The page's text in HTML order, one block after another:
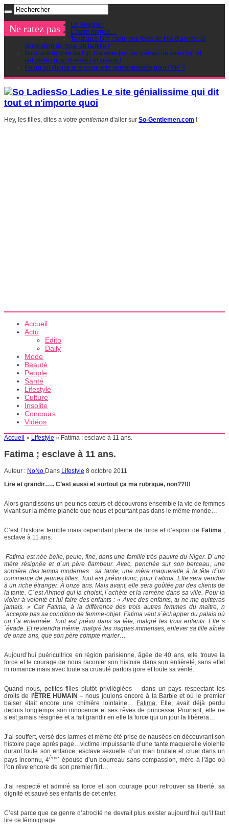
Ne ratez pas
La Religion
L’autre monde…
Tendance DIY : pour ces fêtes de fins d’année, la
décoration de Noel en famille !
Pour une rentrée au top, ma sélection de crèmes de soins bio et
naturelles pour cheveux et visage !
Pourquoi choisir une casquette personnalisée pour l’été ?
So Ladies Le site génialissime qui dit
tout et n'importe quoi
Hey, les filles, dites a votre gentleman d'aller sur So-Gentlemen.com !
Accueil
Actu
Edito
Daily
Mode
Beauté
People
Santé
Lifestyle
Culture
Insolite
Concours
Vidéos
Accueil » Lifestyle » Fatima ; esclave à 11 ans.
Fatima ; esclave à 11 ans.
Auteur : NoNo Dans Lifestyle 8 octobre 2011
Lire et grandir….. C’est aussi et surtout ça ma rubrique, non??!!!
Alors grandissons un peu nos cœurs et découvrons ensemble la vie de femmes
vivant sur la même planète que nous et pourtant pas dans le même monde…
C’est l’histoire terrible mais cependant pleine de force et d’espoir de Fatima ;
esclave à 11 ans.
Fatima est née belle, peule, fine, dans une famille très pauvre du Niger. D´une
mère résignée et d´un père flambeur. Avec, penchée sur son berceau, une
sorcière des temps modernes : sa tante, une mère maquerelle à la tête d´un
commerce de jeunes filles. Tout est prévu donc, pour Fatima. Elle sera vendue
à un riche étranger. À onze ans. Mais avant, elle sera goûtée par des clients de
la tante. C´est Ahmed qui la choisit, l´achète et la ramène dans sa ville. Pour la
violer à volonté et lui faire des enfants : « Avec des enfants, tu ne me quitteras
jamais. » Car Fatima, à la différence des trois autres femmes du maître, n
´accepte pas sa condition de femme-objet. Fatima veut s´échapper du palais où
on l´a enfermée. Tout est prévu dans sa tête, malgré les trois enfants. Elle s
´évade. Et reviendra même, malgré les risques immenses, enlever sa fille aînée
de onze ans, que son père compte marier…
Aujourd’hui puéricultrice en région parisienne, âgée de 40 ans, elle trouve la
force et le courage de nous raconter son histoire dans son entièreté, sans effet
ni romance mais avec toute sa cruauté parfois gore et toute sa vérité.
Quand nous, petites filles plutôt privilégiées – dans un pays respectant les
droits de l’ÊTRE HUMAIN – nous jouions encore à la Barbie et où le premier
baiser était encore une chimère lointaine… Fatima , Elle, avait déjà perdu
depuis longtemps son innocence et ses rêves de princesse. Pourtant, elle ne
s’est jamais résignée et a fait grandir en elle la force qui un jour la libèrera…
J’ai souffert, versé des larmes et même été prise de nausées en découvrant son
histoire page après page…victime impuissante d’une tante maquerelle violente
durant toute son enfance, esclave sexuelle d’un mari brutale et cruel dans un
pays inconnu, 4ème épouse d’un bourreau sans compassion, mère à l’âge où
l’on rêve encore de son premier flirt…
J’ai respecté et admiré sa force et son courage pour retrouver sa liberté, sa
dignité et sauvé ses enfants de cet enfer.
C’est parce que ce genre d’atrocité ne devrait plus exister aujourd’hui qu’il faut
lire ce témoignage.